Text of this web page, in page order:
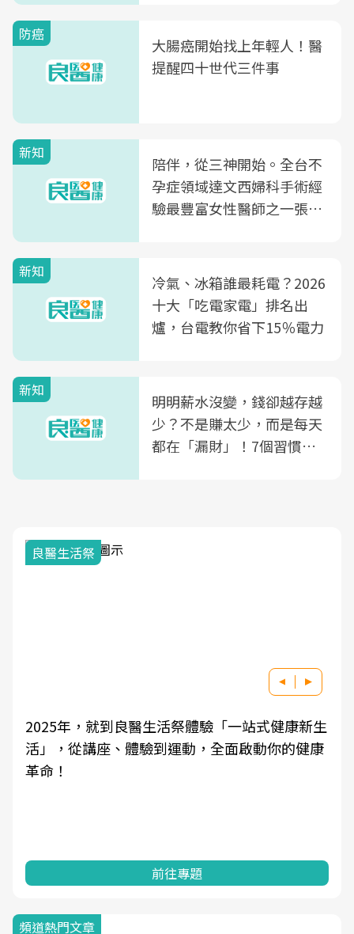
防癌
大腸癌開始找上年輕人！醫
提醒四十世代三件事
新知
陪伴，從三神開始。全台不
孕症領域達文西婦科手術經
驗最豐富女性醫師之一張永
光田醫院建構360度女性健
康照護生態圈
新知
冷氣、冰箱誰最耗電？2026
十大「吃電家電」排名出
爐，台電教你省下15％電力
新知
明明薪水沒變，錢卻越存越
少？不是賺太少，而是每天
都在「漏財」！7個習慣一
良醫生活祭
2025年，就到良醫生活祭體驗「一站式健康新生
活」，從講座、體驗到運動，全面啟動你的健康
革命！
前往專題
頻道熱門文章